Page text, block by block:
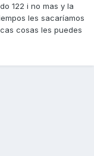
122 i no mas y la
les sacaríamos
cosas les puedes